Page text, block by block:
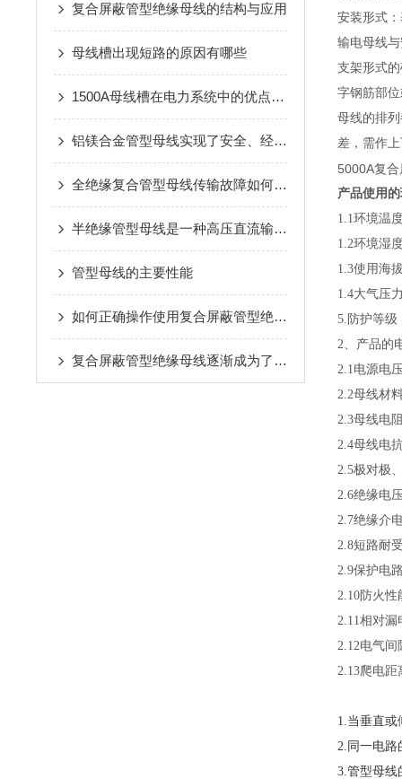
复合屏蔽管型绝缘母线的结构与应用
母线槽出现短路的原因有哪些
1500A母线槽在电力系统中的优点是什么
铝镁合金管型母线实现了安全、经济的电能传输
全绝缘复合管型母线传输故障如何解决？
半绝缘管型母线是一种高压直流输电系统中广泛应用的电气设备
管型母线的主要性能
如何正确操作使用复合屏蔽管型绝缘母线？
复合屏蔽管型绝缘母线逐渐成为了电力系统中不可少的一部分
安装形式
输电母线
支架形式
字钢筋部
母线的排
差，需作
5000A复
产品使用
1.1环境温
1.2环境湿
1.3使用海
1.4大气压
5.防护等级
2、产品的
2.1电源电
2.2母线材
2.3母线电
2.4母线电
2.5极对极
2.6绝缘电
2.7绝缘介
2.8短路耐
2.9保护电
2.10防火
2.11相对漏
2.12电气间
2.13爬电距
1.当垂直
2.同一电路
3.管型母线